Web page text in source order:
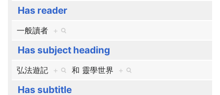
Has reader
一般讀者 +
Has subject heading
弘法遊記 + 和 靈學世界 +
Has subtitle